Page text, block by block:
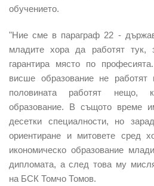
обучението.
"Ние сме в параграф 22 -
младите хора да работят
гарантира място по
висше образование не
половината работят нещо,
образование. В същото време
десетки специалности, но
ориентиране и митовете сред
икономическо образование
дипломата, а след това му
на БСК Томчо Томов.